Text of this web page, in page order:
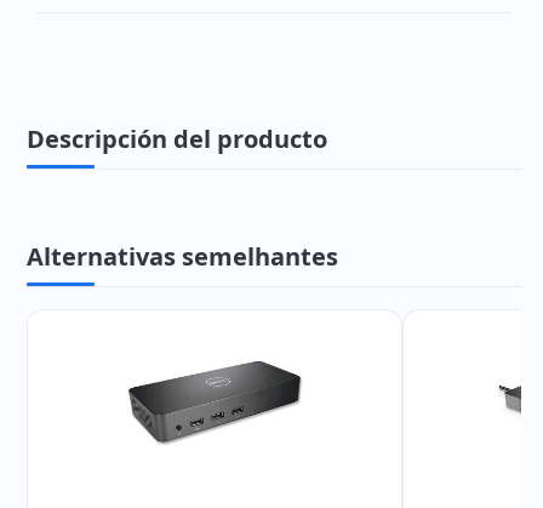
Descripción del producto
Alternativas semelhantes